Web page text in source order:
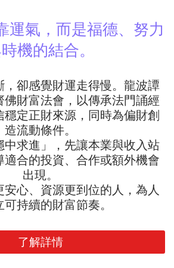
運氣，而是福德、努力
機的結合。
，卻感覺財運走得慢。龍波譚
佛財富法會，以傳承法門誦經
定正財來源，同時為偏財創
造流動條件。
中求進」，先讓本業與收入站
適合的投資、合作或額外機會
出現。
安心、資源更到位的人，為人
持續的財富節奏。
了解詳情